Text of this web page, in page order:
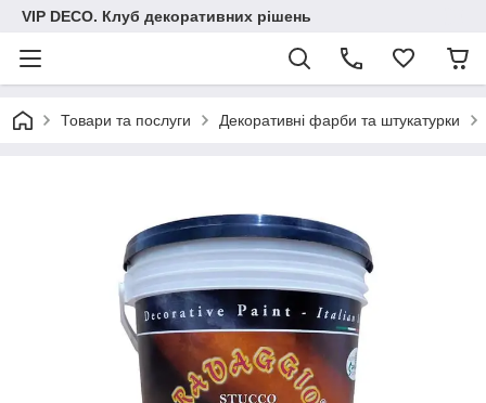
VIP DECO. Клуб декоративних рішень
Товари та послуги Декоративні фарби та штукатурки